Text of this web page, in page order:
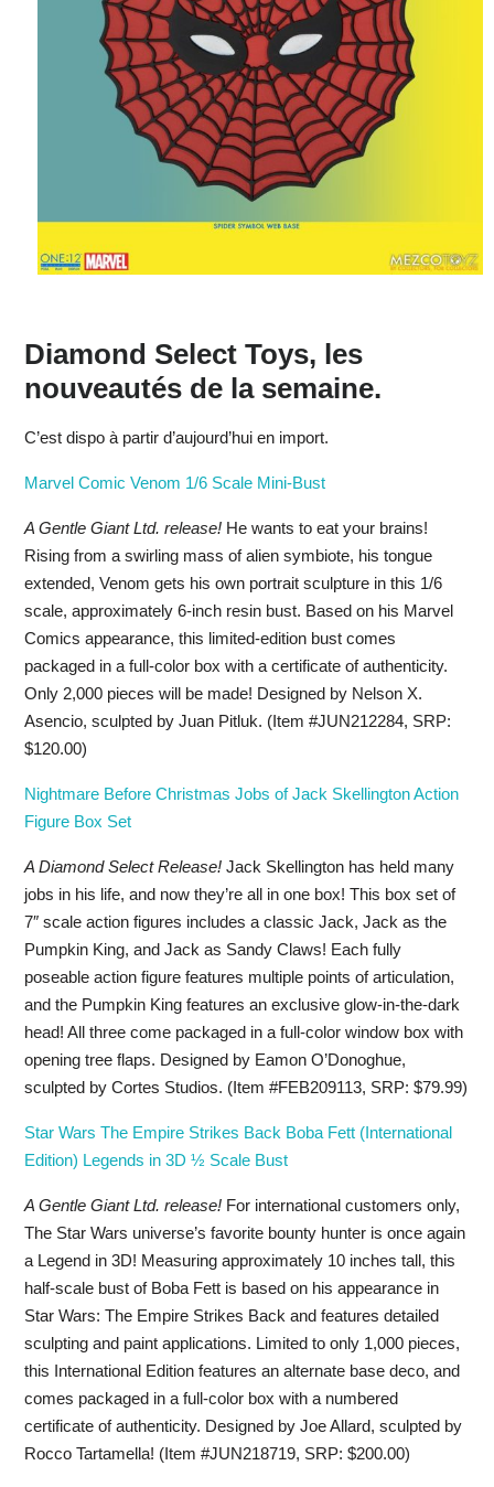
Diamond Select Toys, les
nouveautés de la semaine.
C’est dispo à partir d’aujourd’hui en import.
Marvel Comic Venom 1/6 Scale Mini-Bust
A Gentle Giant Ltd. release!He wants to eat your brains!
Rising from a swirling mass of alien symbiote, his tongue
extended, Venom gets his own portrait sculpture in this 1/6
scale, approximately 6-inch resin bust. Based on his Marvel
Comics appearance, this limited-edition bust comes
packaged in a full-color box with a certificate of authenticity.
Only 2,000 pieces will be made! Designed by Nelson X.
Asencio, sculpted by Juan Pitluk. (Item #JUN212284, SRP:
$120.00)
Nightmare Before Christmas Jobs of Jack Skellington Action
Figure Box Set
A Diamond Select Release!Jack Skellington has held many
jobs in his life, and now they’re all in one box! This box set of
7″ scale action figures includes a classic Jack, Jack as the
Pumpkin King, and Jack as Sandy Claws! Each fully
poseable action figure features multiple points of articulation,
and the Pumpkin King features an exclusive glow-in-the-dark
head! All three come packaged in a full-color window box with
opening tree flaps. Designed by Eamon O’Donoghue,
sculpted by Cortes Studios. (Item #FEB209113, SRP: $79.99)
Star Wars The Empire Strikes Back Boba Fett (International
Edition) Legends in 3D ½ Scale Bust
A Gentle Giant Ltd. release!For international customers only,
The Star Wars universe’s favorite bounty hunter is once again
a Legend in 3D! Measuring approximately 10 inches tall, this
half-scale bust of Boba Fett is based on his appearance in
Star Wars: The Empire Strikes Back and features detailed
sculpting and paint applications. Limited to only 1,000 pieces,
this International Edition features an alternate base deco, and
comes packaged in a full-color box with a numbered
certificate of authenticity. Designed by Joe Allard, sculpted by
Rocco Tartamella! (Item #JUN218719, SRP: $200.00)